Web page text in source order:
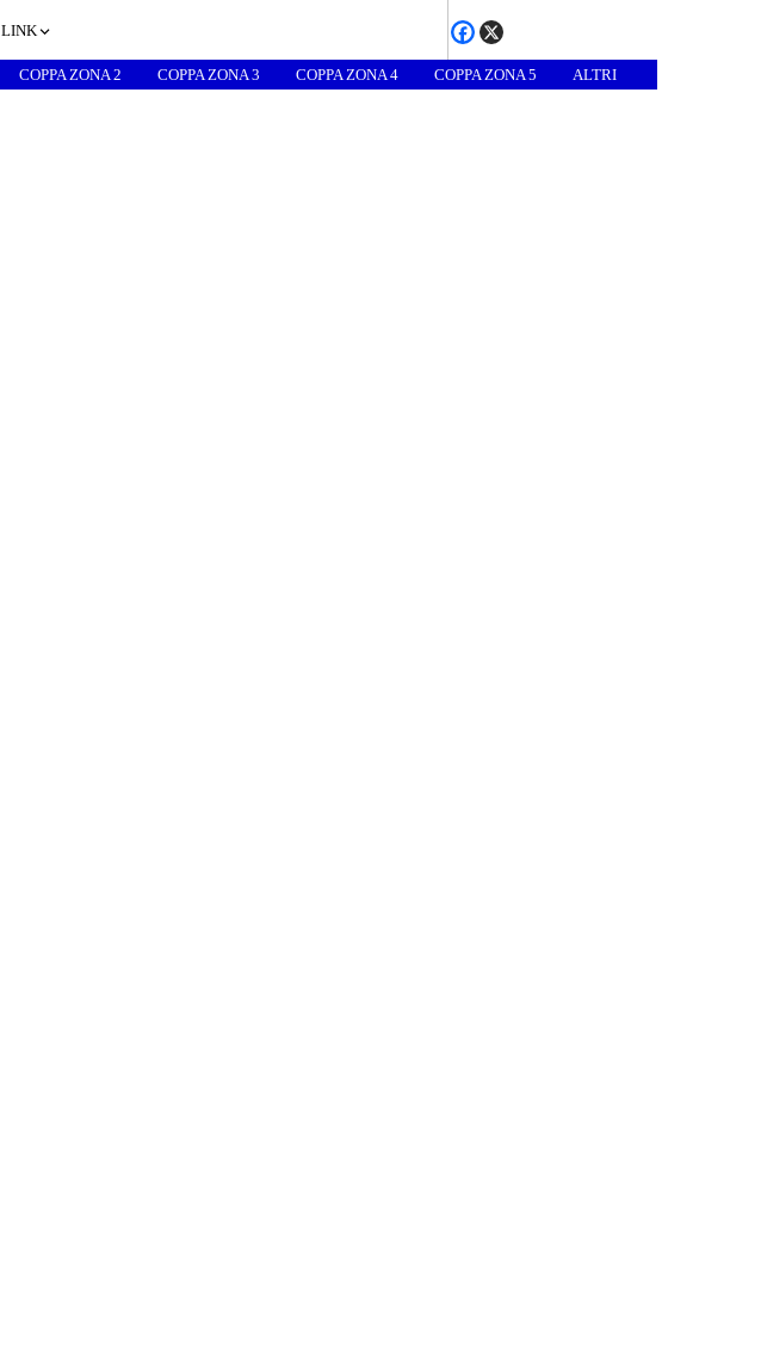
LINK
COPPA ZONA 2 COPPA ZONA 3 COPPA ZONA 4 COPPA ZONA 5 ALTRI